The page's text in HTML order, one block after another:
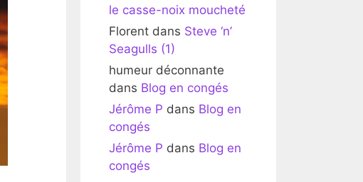
le casse-noix moucheté
Florent dans Steve ‘n’
Seagulls (1)
humeur déconnante
dans Blog en congés
Jérôme P dans Blog en
congés
Jérôme P dans Blog en
congés